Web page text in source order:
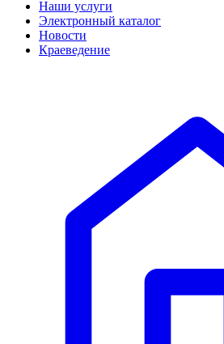
Наши услуги
Электронный каталог
Новости
Краеведение